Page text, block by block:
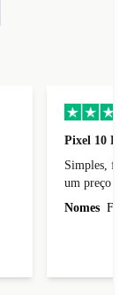
Pixel 10
Simples, fácil,
um preço
Nomes